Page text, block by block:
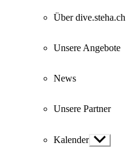
Über dive.steha.ch
Unsere Angebote
News
Unsere Partner
Kalender Show
sub